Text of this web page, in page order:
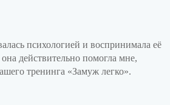
психологией и воспринимала её
действительно помогла мне,
тренинга «Замуж легко».